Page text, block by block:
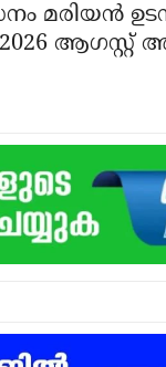
മരിയൻ
ആഗസ്റ്റ്